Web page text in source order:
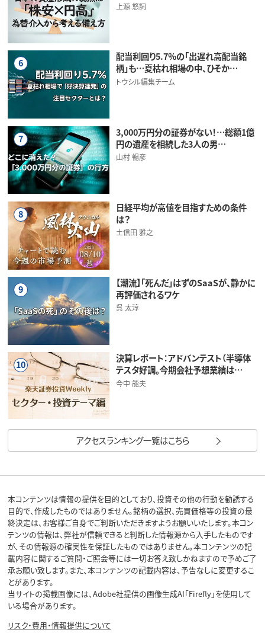
上源 悠詞
6
配当利回り5.7％の「出遅れ高配当銘
柄」も…夏枯れ相場の中、ひそか…
トウシル編集チーム
7
3,000万円分の証券がない！…総額1億
円の遺産を相続した3人の男…
山村 暢彦
8
日経平均が高値を目指すための条件
は？
土信田 雅之
9
【潮流】「死んだ」はずのSaaSが、静かに
再評価されるワケ
呉 太淳
10
決算レポート：アドバンテスト（半導体
テスタ好調。今期会社予想業績は…
今中 能夫
アクセスランキング一覧はこちら
本コンテンツは情報の提供を目的としており、投資その他の行動を勧誘する
目的で、作成したものではありません。銘柄の選択、売買価格等の投資の最
終決定は、お客様ご自身でご判断いただきますようお願いいたします。本コン
テンツの情報は、弊社が信頼できると判断した情報源から入手したものです
が、その情報源の確実性を保証したものではありません。本コンテンツの記
載内容に関するご質問・ご照会等には一切お答え致しかねますので予めご了
承お願い致します。また、本コンテンツの記載内容は、予告なしに変更するこ
とがあります。
当サイトの掲載画像には、Adobe社提供の画像生成AI「Firefly」を使用して
いる場合があります。
リスク・費用・情報提供について